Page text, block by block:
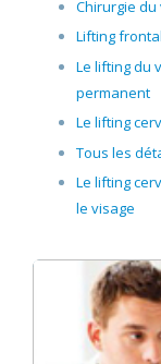
Chirurgie du
Lifting
Le lifting du
permanent
Le lifting
Tous les
Le lifting
le visage